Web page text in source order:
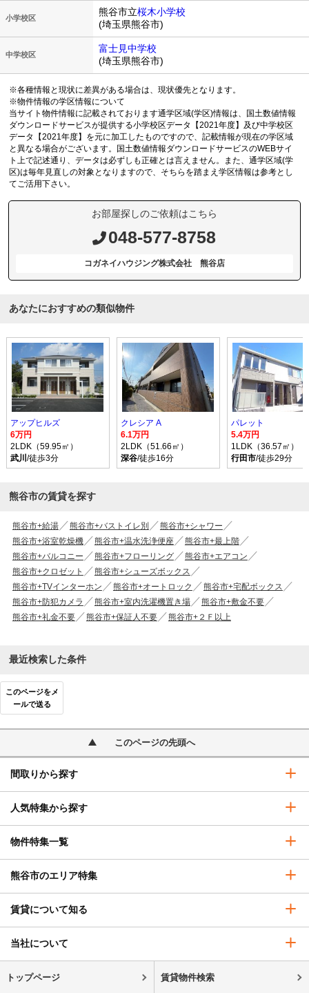
小学校区
熊谷市立桜木小学校
(埼玉県熊谷市)
中学校区
富士見中学校
(埼玉県熊谷市)
※各種情報と現状に差異がある場合は、現状優先となります。
※物件情報の学区情報について
当サイト物件情報に記載されております通学区域(学区)情報は、国土数値情報
ダウンロードサービスが提供する小学校区データ【2021年度】及び中学校区
データ【2021年度】を元に加工したものですので、記載情報が現在の学区域
と異なる場合がございます。国土数値情報ダウンロードサービスのWEBサイ
ト上で記述通り、データは必ずしも正確とは言えません。また、通学区域(学
区)は毎年見直しの対象となりますので、そちらを踏まえ学区情報は参考とし
てご活用下さい。
お部屋探しのご依頼はこちら
048-577-8758
コガネイハウジング株式会社 熊谷店
あなたにおすすめの類似物件
アップヒルズ
6万円
2LDK（59.95㎡）
武川 /徒歩3分
クレシア A
6.1万円
2LDK（51.66㎡）
深谷/徒歩16分
パレット
5.4万円
1LDK（36.57㎡）
行田市/徒歩29分
熊谷市の賃貸を探す
熊谷市+給湯 熊谷市+バストイレ別
熊谷市+シャワー
熊谷市+浴室乾燥機
熊谷市+温水洗浄便座
熊谷市+最上階
熊谷市+バルコニー
熊谷市+フローリング
熊谷市+エアコン
熊谷市+クロゼット
熊谷市+シューズボックス
熊谷市+TVインターホン
熊谷市+オートロック
熊谷市+宅配ボックス
熊谷市+防犯カメラ
熊谷市+室内洗濯機置き場
熊谷市+敷金不要
熊谷市+礼金不要
熊谷市+保証人不要 熊谷市+２Ｆ以上
最近検索した条件
このページをメ
ールで送る
このページの先頭へ
間取りから探す
人気特集から探す
物件特集一覧
熊谷市のエリア特集
賃貸について知る
当社について
トップページ 賃貸物件検索